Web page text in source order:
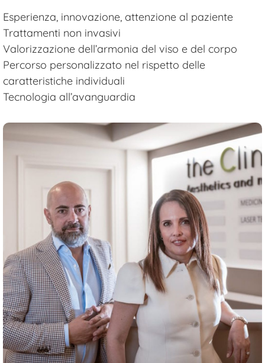
Esperienza, innovazione, attenzione al paziente
Trattamenti non invasivi
Valorizzazione dell’armonia del viso e del corpo
Percorso personalizzato nel rispetto delle
caratteristiche individuali
Tecnologia all’avanguardia